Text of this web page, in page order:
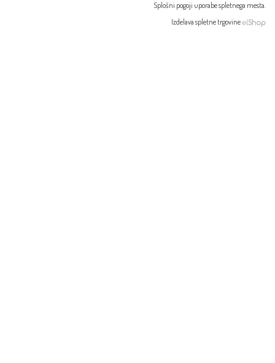
Splošni pogoji uporabe spletnega mesta.
Izdelava spletne trgovine